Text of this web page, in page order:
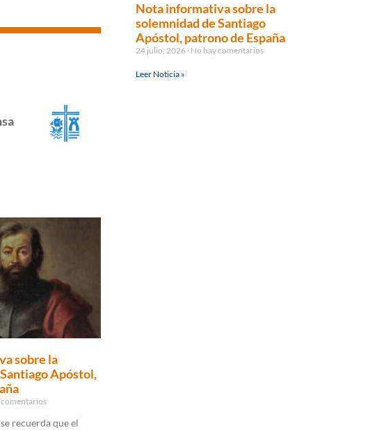
sobre la
Apóstol,
recuerda que el
Nota informativa sobre la
solemnidad de Santiago
Apóstol, patrono de España
24 julio, 2026 No hay comentarios
Leer Noticia »